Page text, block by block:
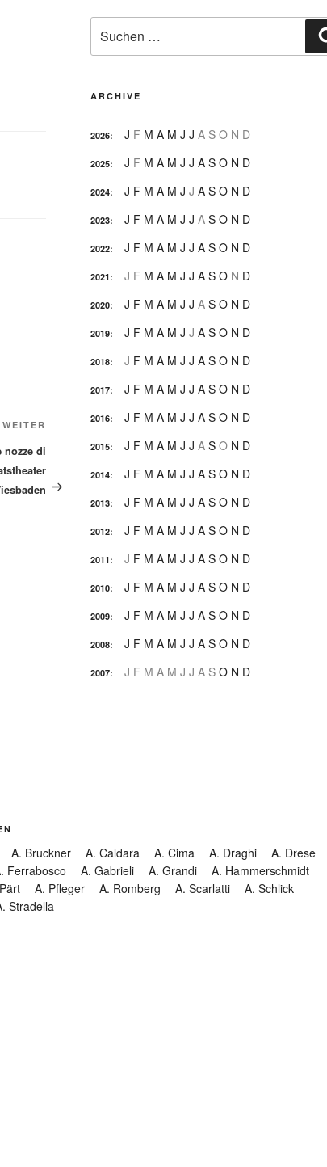
Nächster
WEITER
nozze di
nach:
ARCHIVE
2026: J F M A M J J A S O N D
2025: J F M A M J J A S O N D
2024: J F M A M J J A S O N D
2023: J F M A M J J A S O N D
2022: J F M A M J J A S O N D
2021: J F M A M J J A S O N D
2020: J F M A M J J A S O N D
2019: J F M A M J J A S O N D
2018: J F M A M J J A S O N D
2017: J F M A M J J A S O N D
2016: J F M A M J J A S O N D
2015: J F M A M J J A S O N D
2014: J F M A M J J A S O N D
2013: J F M A M J J A S O N D
2012: J F M A M J J A S O N D
2011: J F M A M J J A S O N D
2010: J F M A M J J A S O N D
2009: J F M A M J J A S O N D
2008: J F M A M J J A S O N D
2007: J F M A M J J A S O N D
A. Bruckner A. Caldara A. Cima A. Draghi
A. Drese
Ferrabosco A. Gabrieli A. Grandi
A. Hammerschmidt
A. Pfleger A. Romberg A. Scarlatti
A. Schlick
Stradella